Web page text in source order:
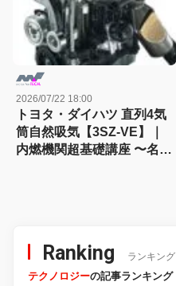
2026/07/22 18:00
トヨタ・ダイハツ 直列4気
筒自然吸気【3SZ-VE】｜
内燃機関超基礎講座 〜名作
Ranking ランキング
テクノロジーの記事ランキング